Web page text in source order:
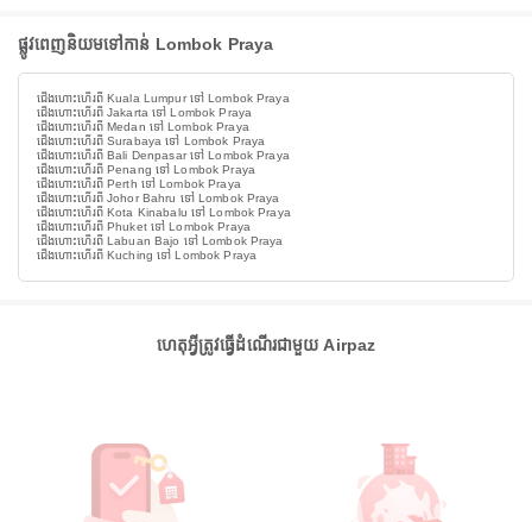
ផ្លូវពេញនិយមទៅកាន់ Lombok Praya
ជើងហោះហើរពី Kuala Lumpur ទៅ Lombok Praya
ជើងហោះហើរពី Jakarta ទៅ Lombok Praya
ជើងហោះហើរពី Medan ទៅ Lombok Praya
ជើងហោះហើរពី Surabaya ទៅ Lombok Praya
ជើងហោះហើរពី Bali Denpasar ទៅ Lombok Praya
ជើងហោះហើរពី Penang ទៅ Lombok Praya
ជើងហោះហើរពី Perth ទៅ Lombok Praya
ជើងហោះហើរពី Johor Bahru ទៅ Lombok Praya
ជើងហោះហើរពី Kota Kinabalu ទៅ Lombok Praya
ជើងហោះហើរពី Phuket ទៅ Lombok Praya
ជើងហោះហើរពី Labuan Bajo ទៅ Lombok Praya
ជើងហោះហើរពី Kuching ទៅ Lombok Praya
ហេតុអ្វីត្រូវធ្វើដំណើរជាមួយ Airpaz